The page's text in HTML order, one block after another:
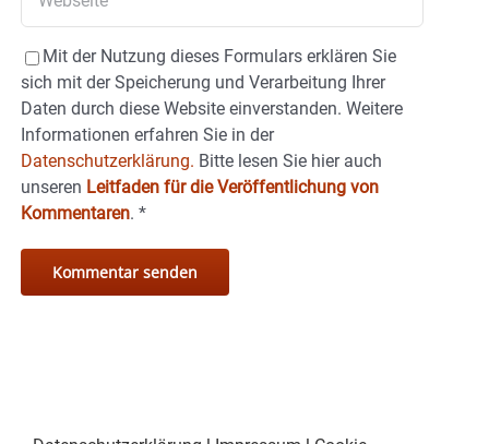
Mit der Nutzung dieses Formulars erklären Sie
sich mit der Speicherung und Verarbeitung Ihrer
Daten durch diese Website einverstanden. Weitere
Informationen erfahren Sie in der
Datenschutzerklärung. Bitte lesen Sie hier auch
unseren Leitfaden für die Veröffentlichung von
Kommentaren. *